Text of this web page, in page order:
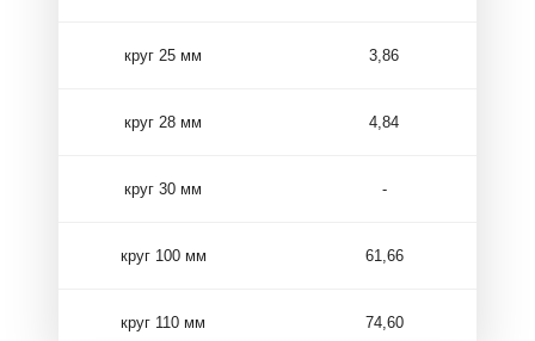
круг 25 мм 3,86
круг 28 мм 4,84
круг 30 мм -
круг 100 мм 61,66
круг 110 мм 74,60